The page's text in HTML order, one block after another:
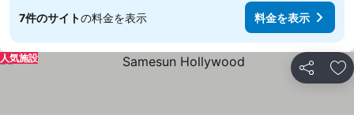
7件のサイトの料金を表示 料金を表示
シェア お
人気施設